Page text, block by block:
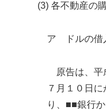
(3) 各不動産の
ア ドルの借
原告は、
７月１０日
り、■■銀行